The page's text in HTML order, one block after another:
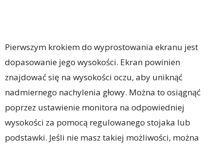
Pierwszym krokiem do wyprostowania ekranu jest
dopasowanie jego wysokości. Ekran powinien
znajdować się na wysokości oczu, aby uniknąć
nadmiernego nachylenia głowy. Można to osiągnąć
poprzez ustawienie monitora na odpowiedniej
wysokości za pomocą regulowanego stojaka lub
podstawki. Jeśli nie masz takiej możliwości, można